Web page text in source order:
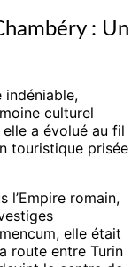
: Un
indéniable,
culturel
a évolué au fil
touristique prisée
l’Empire romain,
elle était
route entre Turin